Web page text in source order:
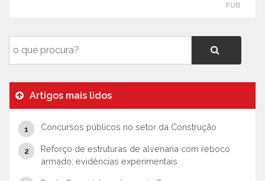
PUB
Artigos mais lidos
Concursos públicos no setor da Construção
Reforço de estruturas de alvenaria com reboco
armado: evidências experimentais